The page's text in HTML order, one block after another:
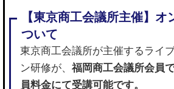
東京商工会議所が主催するライ
ン研修が、 福岡商工会議所会員
員料金にて受講可能です。